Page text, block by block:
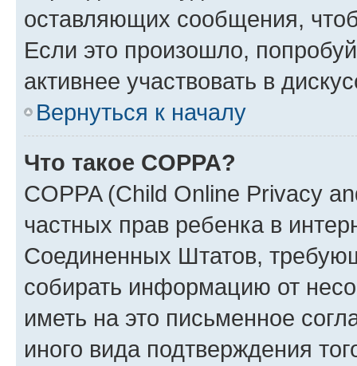
оставляющих сообщения,
Если это произошло,
активнее участвовать в
Вернуться к началу
Что такое COPPA?
COPPA (Child Online Privacy
частных прав ребенка в
Соединенных Штатов,
собирать информацию от
иметь на это письменное
иного вида подтверждения